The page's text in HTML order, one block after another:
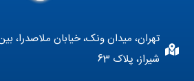
تهران، میدان ونک، خیابان ملاصدرا،
شیراز، پلاک 63